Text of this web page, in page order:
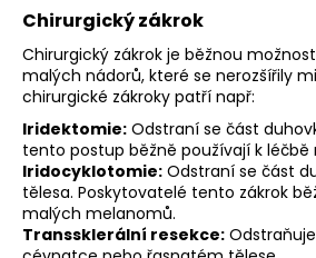
Chirurgický zákrok
Chirurgický zákrok je běžnou
malých nádorů, které se nerozšířily
chirurgické zákroky patří např:
Iridektomie: Odstraní se část
tento postup běžně používají k
Iridocyklotomie: Odstraní se část
tělesa. Poskytovatelé tento zákrok
malých melanomů.
Transsklerální resekce: